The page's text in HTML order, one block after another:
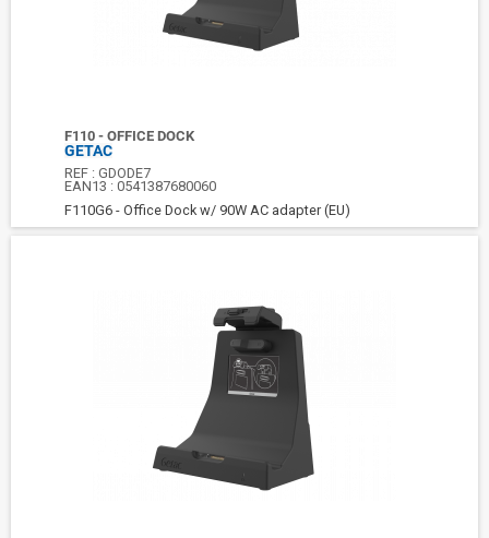
F110 - OFFICE DOCK
GETAC
REF :GDODE7
EAN13 :0541387680060
F110G6 - Office Dock w/ 90W AC adapter (EU)